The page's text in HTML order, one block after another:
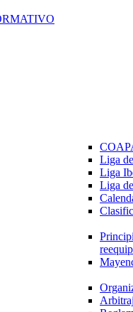
Liga
Liga
Liga